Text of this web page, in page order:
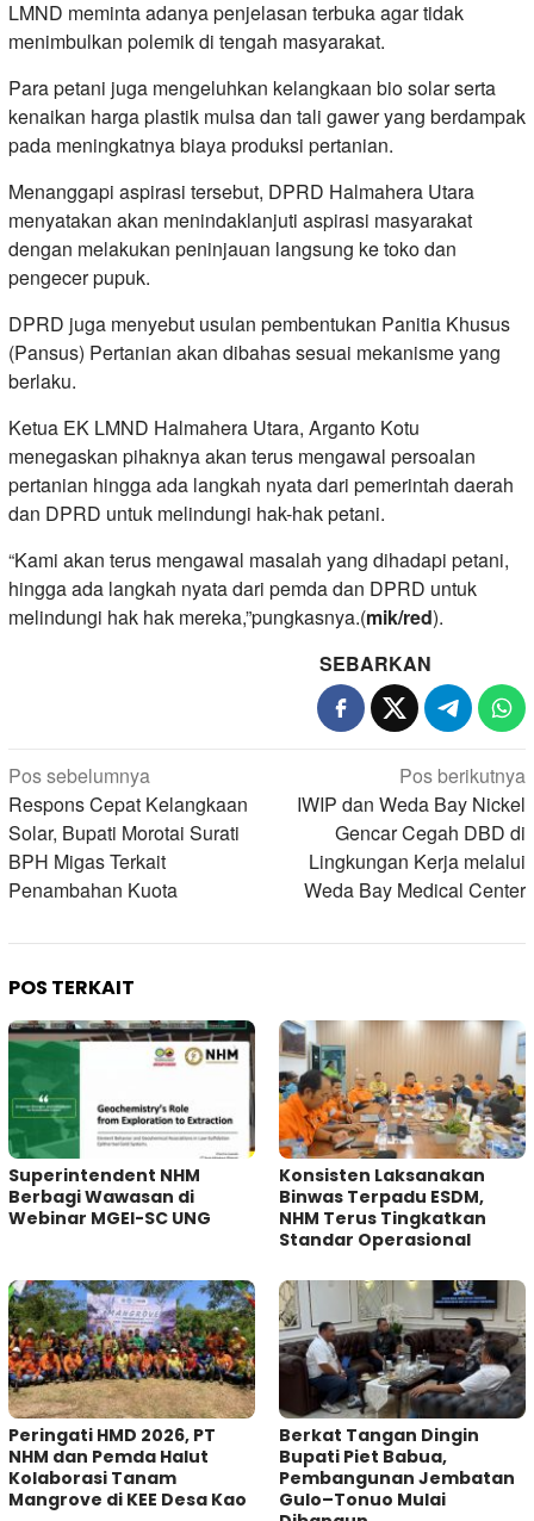
LMND meminta adanya penjelasan terbuka agar tidak
menimbulkan polemik di tengah masyarakat.
Para petani juga mengeluhkan kelangkaan bio solar serta
kenaikan harga plastik mulsa dan tali gawer yang berdampak
pada meningkatnya biaya produksi pertanian.
Menanggapi aspirasi tersebut, DPRD Halmahera Utara
menyatakan akan menindaklanjuti aspirasi masyarakat
dengan melakukan peninjauan langsung ke toko dan
pengecer pupuk.
DPRD juga menyebut usulan pembentukan Panitia Khusus
(Pansus) Pertanian akan dibahas sesuai mekanisme yang
berlaku.
Ketua EK LMND Halmahera Utara, Arganto Kotu
menegaskan pihaknya akan terus mengawal persoalan
pertanian hingga ada langkah nyata dari pemerintah daerah
dan DPRD untuk melindungi hak-hak petani.
“Kami akan terus mengawal masalah yang dihadapi petani,
hingga ada langkah nyata dari pemda dan DPRD untuk
melindungi hak hak mereka,”pungkasnya.(mik/red).
SEBARKAN
Navigasi
pos
Pos sebelumnya
Respons Cepat Kelangkaan
Solar, Bupati Morotai Surati
BPH Migas Terkait
Penambahan Kuota
Pos berikutnya
IWIP dan Weda Bay Nickel
Gencar Cegah DBD di
Lingkungan Kerja melalui
Weda Bay Medical Center
POS TERKAIT
Superintendent NHM
Berbagi Wawasan di
Webinar MGEI-SC UNG
Konsisten Laksanakan
Binwas Terpadu ESDM,
NHM Terus Tingkatkan
Standar Operasional
Peringati HMD 2026, PT
NHM dan Pemda Halut
Kolaborasi Tanam
Mangrove di KEE Desa Kao
Berkat Tangan Dingin
Bupati Piet Babua,
Pembangunan Jembatan
Gulo–Tonuo Mulai